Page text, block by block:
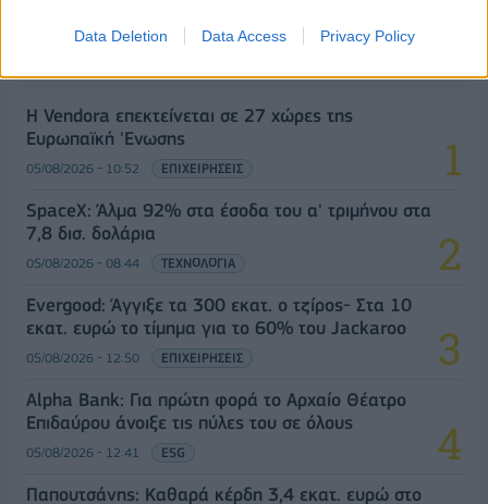
Data Deletion Data Access Privacy Policy
ΔΗΜΟΦΙΛΗ
Η Vendora επεκτείνεται σε 27 χώρες της
Ευρωπαϊκή 'Ενωσης
05/08/2026 - 10:52 ΕΠΙΧΕΙΡΗΣΕΙΣ
SpaceX: Άλμα 92% στα έσοδα του α' τριμήνου στα
7,8 δισ. δολάρια
05/08/2026 - 08:44 ΤΕΧΝΟΛΟΓΙΑ
Evergood: Άγγιξε τα 300 εκατ. ο τζίρος- Στα 10
εκατ. ευρώ το τίμημα για το 60% του Jackaroo
05/08/2026 - 12:50 ΕΠΙΧΕΙΡΗΣΕΙΣ
Alpha Bank: Για πρώτη φορά το Αρχαίο Θέατρο
Επιδαύρου άνοιξε τις πύλες του σε όλους
05/08/2026 - 12:41 ESG
Παπουτσάνης: Καθαρά κέρδη 3,4 εκατ. ευρώ στο